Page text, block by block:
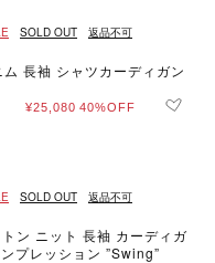
SOLD OUT 返品不可
ム 長袖 シャツカーディガン
¥25,080 40%OFF
SOLD OUT 返品不可
トン ニット 長袖 カーディガ
ンプレッション ”Swing”